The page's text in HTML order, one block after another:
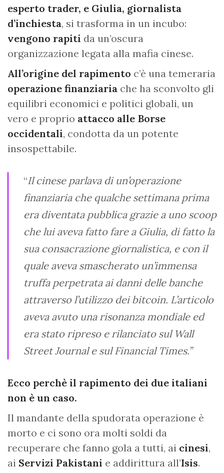
esperto trader, e Giulia, giornalista
d’inchiesta, si trasforma in un incubo:
vengono rapiti da un’oscura
organizzazione legata alla mafia cinese.
All’origine del rapimento c’è una temeraria
operazione finanziaria che ha sconvolto gli
equilibri economici e politici globali, un
vero e proprio attacco alle Borse
occidentali, condotta da un potente
insospettabile.
“Il cinese parlava di un’operazione
finanziaria che qualche settimana prima
era diventata pubblica grazie a uno scoop
che lui aveva fatto fare a Giulia, di fatto la
sua consacrazione giornalistica, e con il
quale aveva smascherato un’immensa
truffa perpetrata ai danni delle banche
attraverso l’utilizzo dei bitcoin. L’articolo
aveva avuto una risonanza mondiale ed
era stato ripreso e rilanciato sul Wall
Street Journal e sul Financial Times.”
Ecco perchè il rapimento dei due italiani
non è un caso.
Il mandante della spudorata operazione è
morto e ci sono ora molti soldi da
recuperare che fanno gola a tutti, ai cinesi,
ai Servizi Pakistani e addirittura all’Isis.